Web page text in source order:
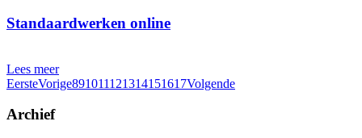
Standaardwerken online
Lees meer
EersteVorige891011121314151617Volgende
Archief